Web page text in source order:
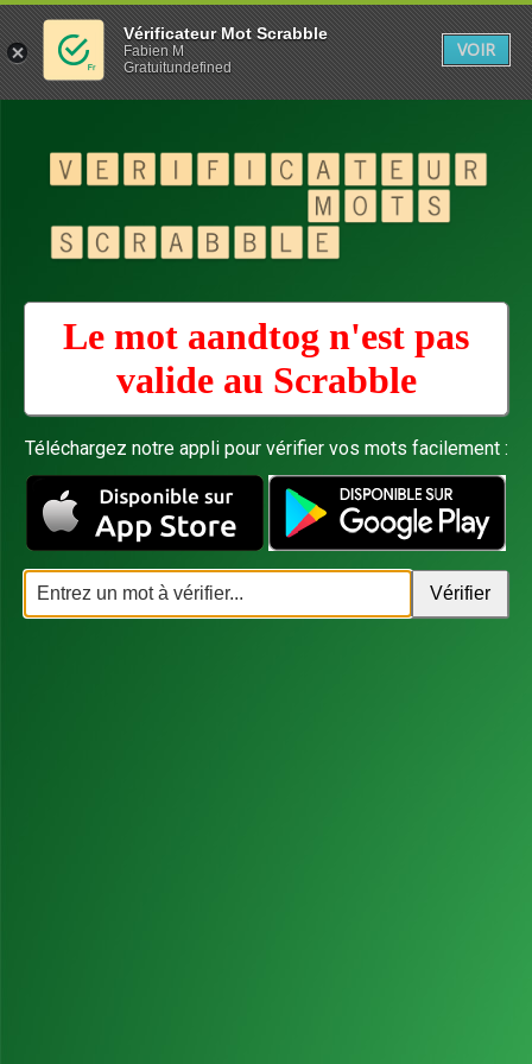
Le mot aandtog n'est pas
valide au Scrabble
Téléchargez notre appli pour vérifier vos mots facilement :
Vérificateur Mot Scrabble
Fabien M
Gratuitundefined
VOIR